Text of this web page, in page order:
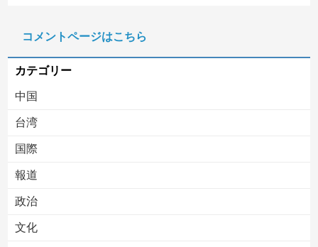
【移民政策反対】イオンの売り場で唐揚げを食う中国人の子供
コメントページはこちら
カテゴリー
中国
台湾
国際
報道
政治
文化